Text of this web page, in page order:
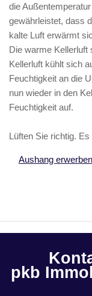
die
gewährleistet, dass
kalte Luft erwärmt
Die warme
Kellerluft kühlt sich
Feuchtigkeit an die
nun wieder in den
Feuchtigkeit auf.
Lüften Sie richtig.
Aushang erwerben
pkb